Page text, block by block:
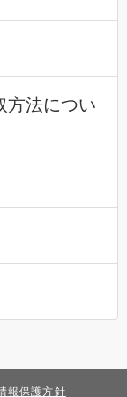
方法につい
報保護方針